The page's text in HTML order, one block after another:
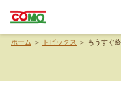
ホーム ＞ トピックス ＞ もうすぐ